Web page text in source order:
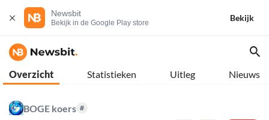
Newsbit
Bekijk in de Google Play store
Bekijk
Overzicht Statistieken Uitleg Nieuws
BOGE koers #